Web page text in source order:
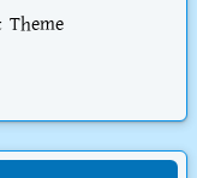
Theme